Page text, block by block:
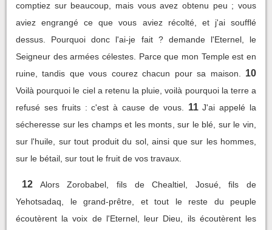
comptiez sur beaucoup, mais vous avez obtenu peu ; vous
aviez engrangé ce que vous aviez récolté, et j'ai soufflé
dessus. Pourquoi donc l'ai-je fait ? demande l'Eternel, le
Seigneur des armées célestes. Parce que mon Temple est en
ruine, tandis que vous courez chacun pour sa maison.
10
Voilà pourquoi le ciel a retenu la pluie, voilà pourquoi la terre a
refusé ses fruits : c'est à cause de vous.
11 J'ai appelé la
sécheresse sur les champs et les monts, sur le blé, sur le vin,
sur l'huile, sur tout produit du sol, ainsi que sur les hommes,
sur le bétail, sur tout le fruit de vos travaux.
12
Alors Zorobabel, fils de Chealtiel, Josué, fils de
Yehotsadaq, le grand-prêtre, et tout le reste du peuple
écoutèrent la voix de l'Eternel, leur Dieu, ils écoutèrent les